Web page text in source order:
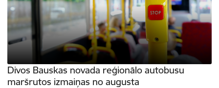
Divos Bauskas novada reģionālo autobusu
maršrutos izmaiņas no augusta